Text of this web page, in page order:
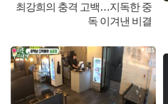
최강희의 충격 고백…지독한 중
독 이겨낸 비결